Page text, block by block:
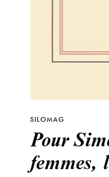
SILOMAG
Pour
femmes,